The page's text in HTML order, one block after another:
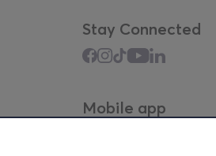
Stay Connected
Mobile app